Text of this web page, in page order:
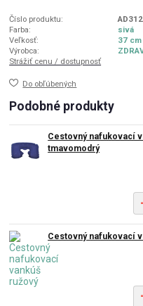
Číslo produktu:
Farba:
sivá
Veľkosť:
37
Výrobca:
Strážiť cenu / dostupnosť
Do obľúbených
Podobné produkty
Cestovný nafukovací
tmavomodrý
Cestovný nafukovací